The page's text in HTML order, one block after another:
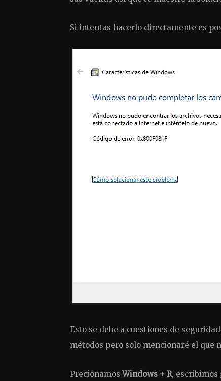
Si intentas hacerlo directamente es
Esto se debe a cuestiones de
métodos pero solo mencionaré el que
PrecionamosWindows + R, escribimos